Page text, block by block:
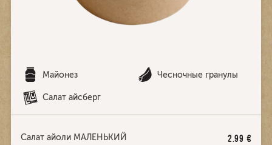
Mайонез Чесночные гранулы
Салат айсберг
2.99 €
Cалат айоли МАЛЕНЬКИЙ